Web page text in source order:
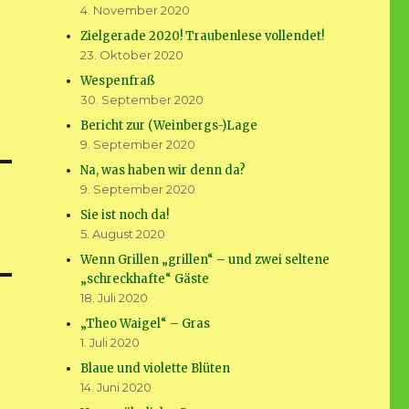
4. November 2020
Zielgerade 2020! Traubenlese vollendet!
23. Oktober 2020
Wespenfraß
30. September 2020
Bericht zur (Weinbergs-)Lage
9. September 2020
Na, was haben wir denn da?
9. September 2020
Sie ist noch da!
5. August 2020
Wenn Grillen „grillen“ – und zwei seltene
„schreckhafte“ Gäste
18. Juli 2020
„Theo Waigel“ – Gras
1. Juli 2020
Blaue und violette Blüten
14. Juni 2020